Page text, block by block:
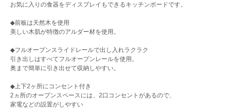
お気に入りの食器をディスプレイもできるキッチンボードです。
◆前板は天然木を使用
美しい木肌が特徴のアルダー材を使用。
◆フルオープンスライドレールで出し入れラクラク
引き出しはすべてフルオープンレールを使用。
奥まで簡単に引き出せて収納しやすい。
◆上下2ヶ所にコンセント付き
2ヵ所のオープンスペースには、2口コンセントがあるので、
家電などの設置がしやすい